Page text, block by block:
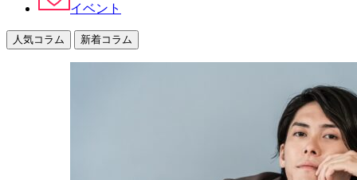
イベント
人気コラム 新着コラム